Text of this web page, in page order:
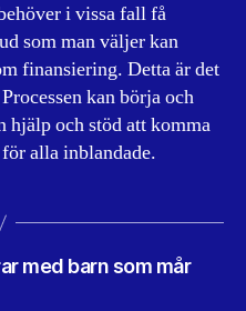
i vissa fall få
som man väljer kan
finansiering. Detta är det
kan börja och
hjälp och stöd att komma
alla inblandade.
med barn som mår